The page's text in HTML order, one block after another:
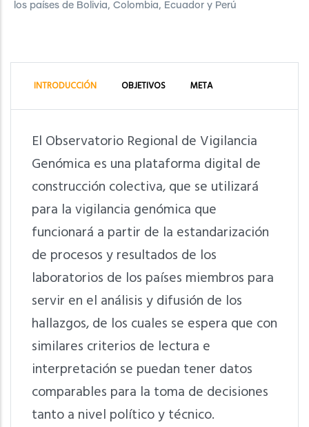
los países de Bolivia, Colombia, Ecuador y Perú
INTRODUCCIÓN OBJETIVOS META
El Observatorio Regional de Vigilancia
Genómica es una plataforma digital de
construcción colectiva, que se utilizará
para la vigilancia genómica que
funcionará a partir de la estandarización
de procesos y resultados de los
laboratorios de los países miembros para
servir en el análisis y difusión de los
hallazgos, de los cuales se espera que con
similares criterios de lectura e
interpretación se puedan tener datos
comparables para la toma de decisiones
tanto a nivel político y técnico.